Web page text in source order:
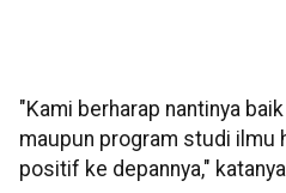
"Kami berharap nantinya
maupun program studi ilmu
positif ke depannya,"